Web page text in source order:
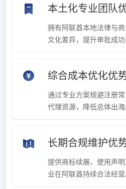
本土化专业团队
拥有阿联酋本地法律与
文化差异，提升审批成功
综合成本优化优
通过专业方案规避注册
代理资源，降低总体出海
长期合规维护优
提供商标续展、使用声
业在阿联酋持续合法经营